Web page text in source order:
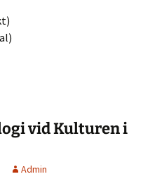
vid Kulturen i
Admin